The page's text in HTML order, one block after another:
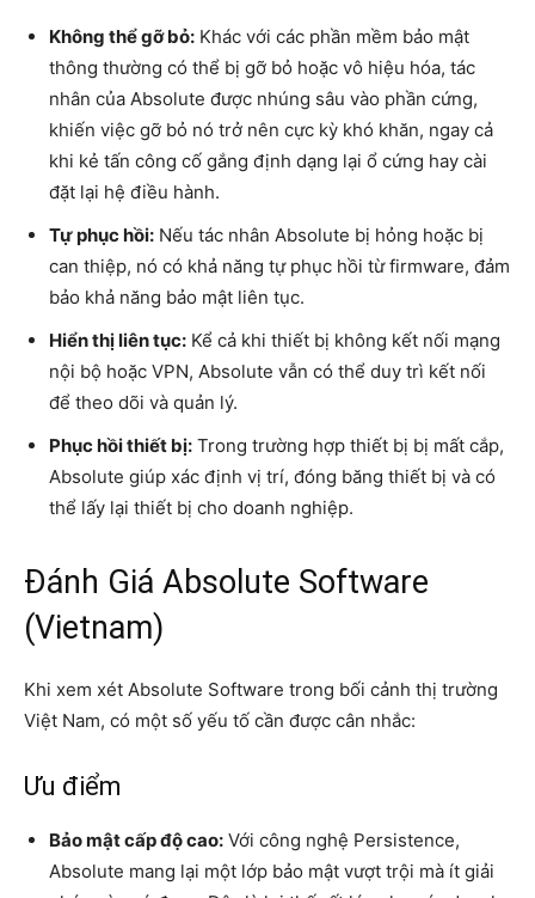
Không thể gỡ bỏ: Khác với các phần mềm bảo mật
thông thường có thể bị gỡ bỏ hoặc vô hiệu hóa, tác
nhân của Absolute được nhúng sâu vào phần cứng,
khiến việc gỡ bỏ nó trở nên cực kỳ khó khăn, ngay cả
khi kẻ tấn công cố gắng định dạng lại ổ cứng hay cài
đặt lại hệ điều hành.
Tự phục hồi: Nếu tác nhân Absolute bị hỏng hoặc bị
can thiệp, nó có khả năng tự phục hồi từ firmware, đảm
bảo khả năng bảo mật liên tục.
Hiển thị liên tục: Kể cả khi thiết bị không kết nối mạng
nội bộ hoặc VPN, Absolute vẫn có thể duy trì kết nối
để theo dõi và quản lý.
Phục hồi thiết bị: Trong trường hợp thiết bị bị mất cắp,
Absolute giúp xác định vị trí, đóng băng thiết bị và có
thể lấy lại thiết bị cho doanh nghiệp.
Đánh Giá Absolute Software
(Vietnam)
Khi xem xét Absolute Software trong bối cảnh thị trường
Việt Nam, có một số yếu tố cần được cân nhắc:
Ưu điểm
Bảo mật cấp độ cao: Với công nghệ Persistence,
Absolute mang lại một lớp bảo mật vượt trội mà ít giải